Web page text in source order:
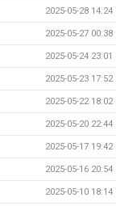
2025-05-28 14:24
2025-05-27 00:38
2025-05-24 23:01
2025-05-23 17:52
2025-05-22 18:02
2025-05-20 22:44
2025-05-17 19:42
2025-05-16 20:54
2025-05-10 18:14